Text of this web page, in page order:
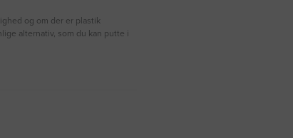
og om der er plastik
alternativ, som du kan putte i